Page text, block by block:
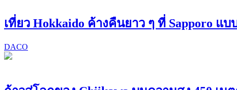
เที่ยว Hokkaido ค้างคืนยาว ๆ ที่ Sapporo แ
DACO